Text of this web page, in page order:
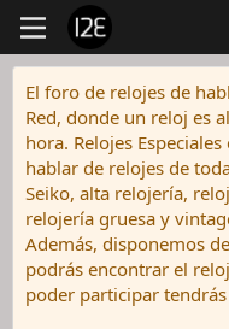
El foro de relojes de
Red, donde un reloj es
hora. Relojes
hablar de relojes de
Seiko, alta relojería,
relojería gruesa y
Además, disponemos
podrás encontrar el
poder participar